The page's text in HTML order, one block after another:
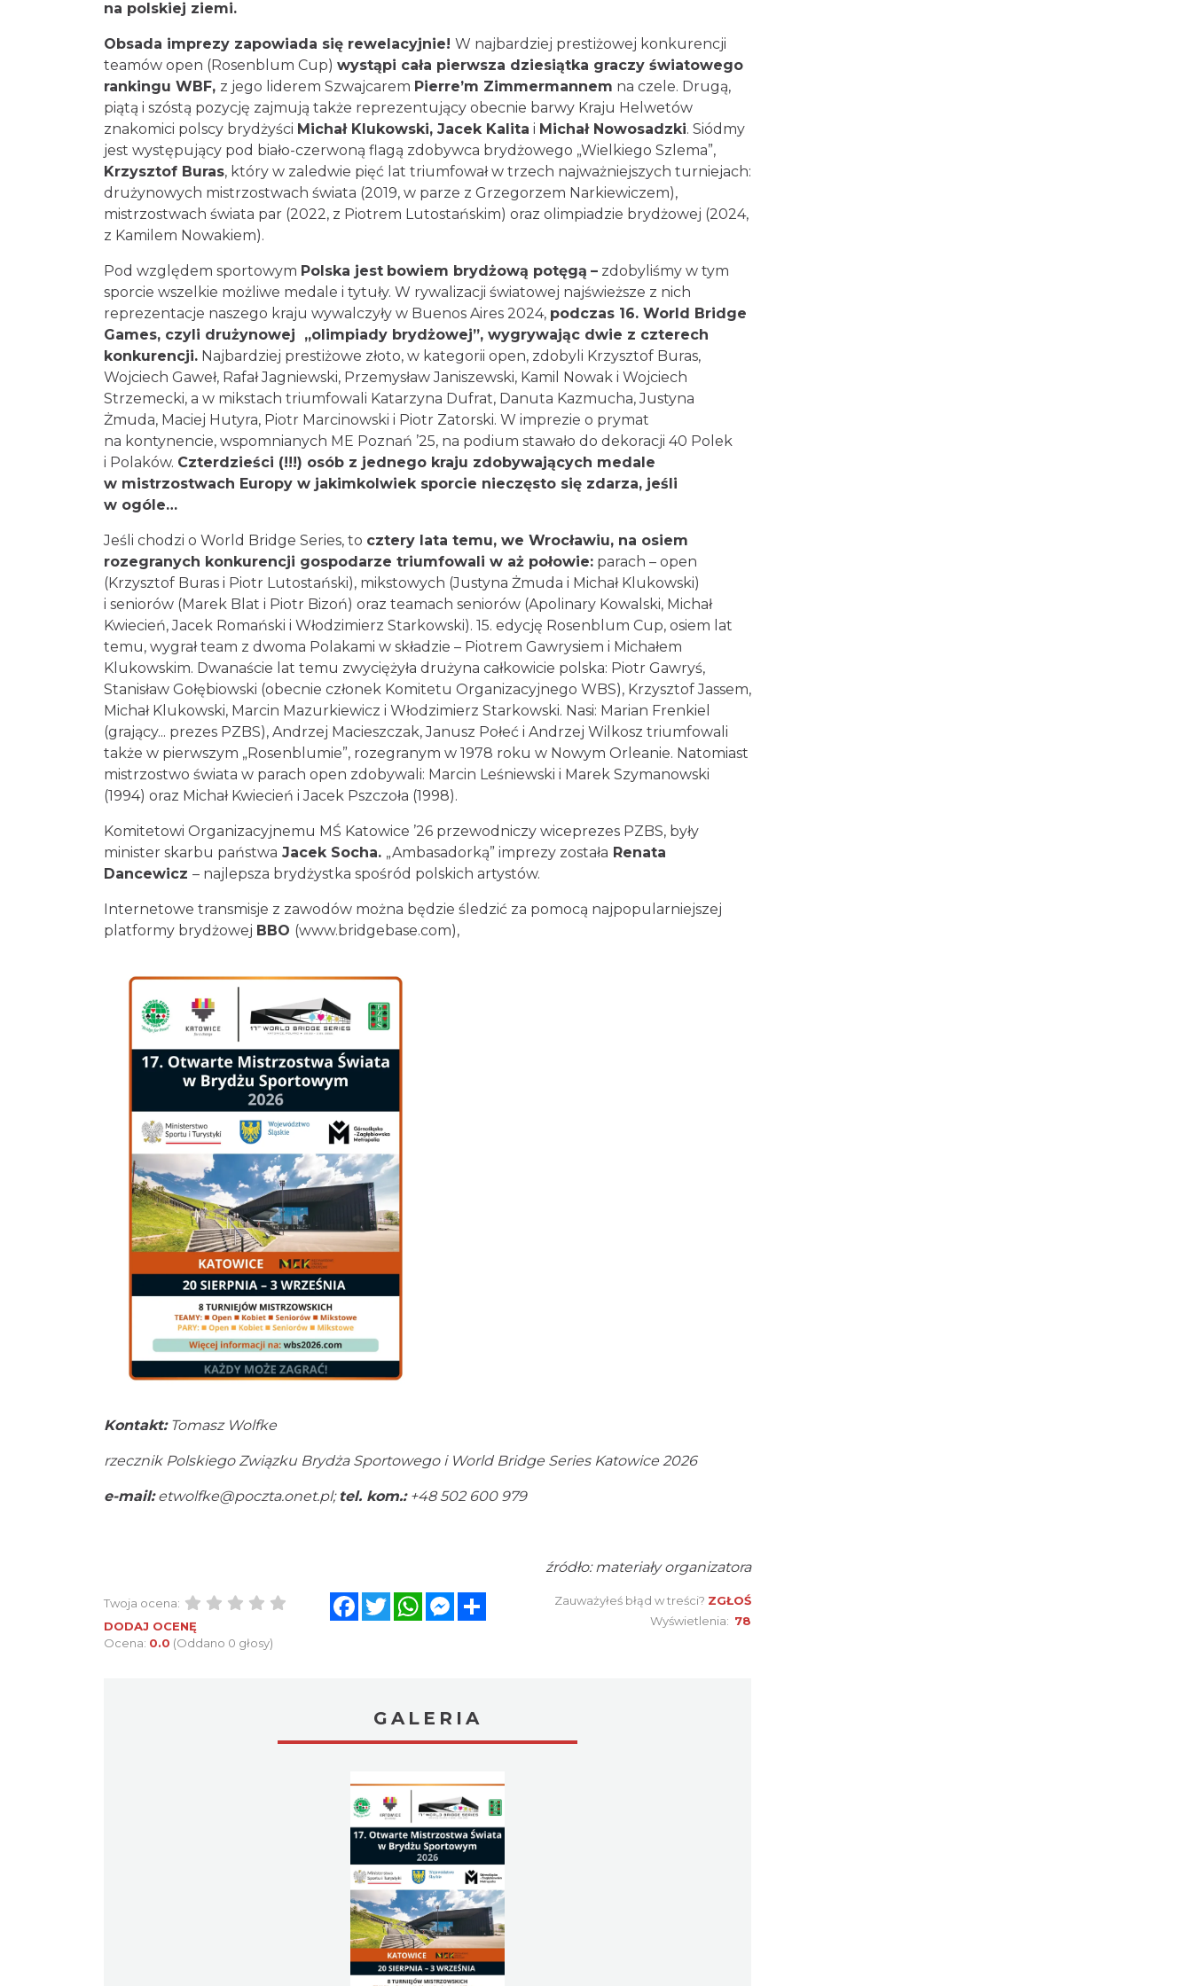
sportu rozgrywana na polskiej ziemi.
Obsada imprezy zapowiada się rewelacyjnie!W najbardziej prestiżowej konkurencji
teamów open (Rosenblum Cup)wystąpi cała pierwsza dziesiątka graczy
światowego rankingu WBF,z jego liderem SzwajcaremPierre’m Zimmermannem
na czele. Drugą, piątą i szóstą pozycję zajmują także reprezentujący obecnie barwy Kraju
Helwetów znakomici polscy brydżyściMichał Klukowski, Jacek KalitaiMichał
Nowosadzki. Siódmy jest występujący pod biało-czerwoną flagą zdobywca brydżowego
„Wielkiego Szlema”,Krzysztof Buras, który w zaledwie pięć lat triumfował w trzech
najważniejszych turniejach: drużynowych mistrzostwach świata (2019, w parze
z Grzegorzem Narkiewiczem), mistrzostwach świata par (2022, z Piotrem Lutostańskim)
oraz olimpiadzie brydżowej (2024, z Kamilem Nowakiem).
Pod względem sportowymPolska jest bowiem brydżową potęgą –zdobyliśmy w tym
sporcie wszelkie możliwe medale i tytuły. W rywalizacji światowej najświeższe z nich
reprezentacje naszego kraju wywalczyły w Buenos Aires 2024,podczas 16. World
Bridge Games, czylidrużynowej„olimpiady brydżowej”, wygrywając dwie
z czterech konkurencji.Najbardziej prestiżowe złoto, w kategorii open, zdobyli
Krzysztof Buras, Wojciech Gaweł, Rafał Jagniewski, Przemysław Janiszewski, Kamil Nowak
i Wojciech Strzemecki, a w mikstach triumfowali Katarzyna Dufrat, Danuta Kazmucha,
Justyna Żmuda, Maciej Hutyra, Piotr Marcinowski i Piotr Zatorski. W imprezie o prymat
na kontynencie, wspomnianych ME Poznań ’25, na podium stawało do dekoracji 40 Polek
i Polaków.Czterdzieści (!!!) osób z jednego kraju zdobywających medale
w mistrzostwach Europy w jakimkolwiek sporcie nieczęsto się zdarza, jeśli
w ogóle…
Jeśli chodzi o World Bridge Series, tocztery lata temu, we Wrocławiu, na osiem
rozegranych konkurencji gospodarze triumfowali w aż połowie:parach – open
(Krzysztof Buras i Piotr Lutostański), mikstowych (Justyna Żmuda i Michał Klukowski)
i seniorów (Marek Blat i Piotr Bizoń) oraz teamach seniorów (Apolinary Kowalski, Michał
Kwiecień, Jacek Romański i Włodzimierz Starkowski). 15. edycję Rosenblum Cup, osiem lat
temu, wygrał team z dwoma Polakami w składzie – Piotrem Gawrysiem i Michałem
Klukowskim. Dwanaście lat temu zwyciężyła drużyna całkowicie polska: Piotr Gawryś,
Stanisław Gołębiowski (obecnie członek Komitetu Organizacyjnego WBS), Krzysztof
Jassem, Michał Klukowski, Marcin Mazurkiewicz i Włodzimierz Starkowski. Nasi: Marian
Frenkiel (grający... prezes PZBS), Andrzej Macieszczak, Janusz Połeć i Andrzej Wilkosz
triumfowali także w pierwszym „Rosenblumie”, rozegranym w 1978 roku w Nowym
Orleanie. Natomiast mistrzostwo świata w parach open zdobywali: Marcin Leśniewski
i Marek Szymanowski (1994) oraz Michał Kwiecień i Jacek Pszczoła (1998).
Komitetowi Organizacyjnemu MŚ Katowice ’26 przewodniczy wiceprezes PZBS, były
minister skarbu państwaJacek Socha.„Ambasadorką” imprezy zostałaRenata
Dancewicz– najlepsza brydżystka spośród polskich artystów.
Internetowe transmisje z zawodów można będzie śledzić za pomocą najpopularniejszej
platformy brydżowejBBO(www.bridgebase.com
DODAJ OCENĘ
Ocena: 0.0
ZGŁOŚ
Wyświetlenia:78